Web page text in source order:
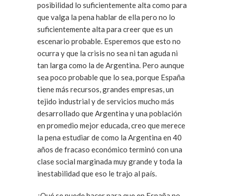
posibilidad lo suficientemente alta como para
que valga la pena hablar de ella pero no lo
suficientemente alta para creer que es un
escenario probable. Esperemos que esto no
ocurra y que la crisis no sea ni tan aguda ni
tan larga como la de Argentina. Pero aunque
sea poco probable que lo sea, porque España
tiene más recursos, grandes empresas, un
tejido industrial y de servicios mucho más
desarrollado que Argentina y una población
en promedio mejor educada, creo que merece
la pena estudiar de como la Argentina en 40
años de fracaso económico terminó con una
clase social marginada muy grande y toda la
inestabilidad que eso le trajo al país.